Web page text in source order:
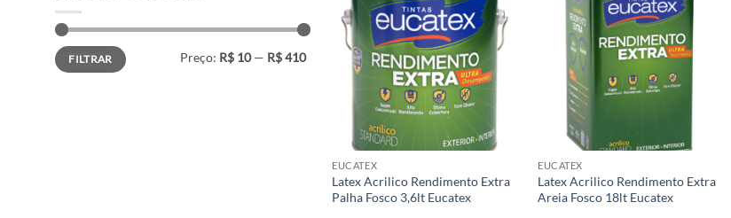
Preço
mínimo
Preço
máximo
FILTRAR Preço: R$ 10— R$ 410
EUCATEX
Latex Acrilico Rendimento Extra
Palha Fosco 3,6lt Eucatex
EUCATEX
Latex Acrilico Rendimento Extra
Areia Fosco 18lt Eucatex